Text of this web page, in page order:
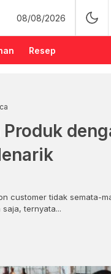
08/08/2026
Resep
customer tidak semata-
ternyata...